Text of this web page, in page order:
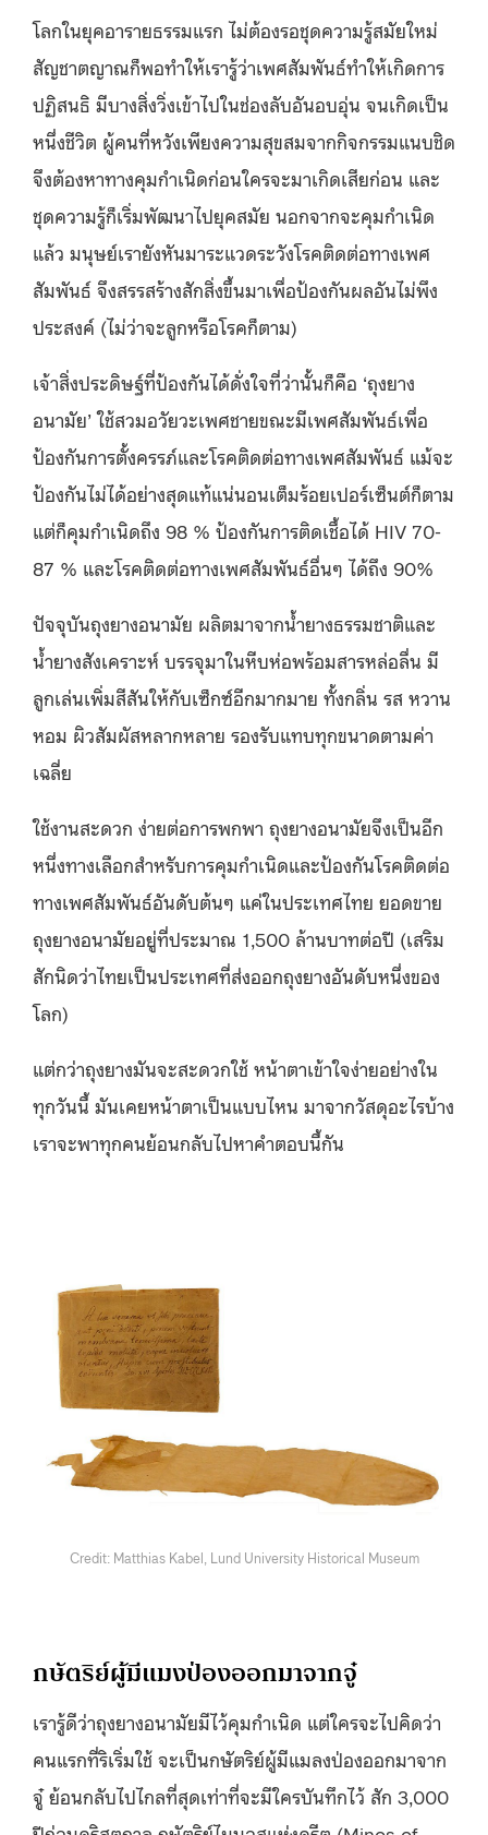
โลกในยุคอารายธรรมแรก ไม่ต้องรอชุดความรู้สมัยใหม่
สัญชาตญาณก็พอทำให้เรารู้ว่าเพศสัมพันธ์ทำให้เกิดการ
ปฏิสนธิ มีบางสิ่งวิ่งเข้าไปในช่องลับอันอบอุ่น จนเกิดเป็น
หนึ่งชีวิต ผู้คนที่หวังเพียงความสุขสมจากกิจกรรมแนบชิด
จึงต้องหาทางคุมกำเนิดก่อนใครจะมาเกิดเสียก่อน และ
ชุดความรู้ก็เริ่มพัฒนาไปยุคสมัย นอกจากจะคุมกำเนิด
แล้ว มนุษย์เรายังหันมาระแวดระวังโรคติดต่อทางเพศ
สัมพันธ์ จึงสรรสร้างสักสิ่งขึ้นมาเพื่อป้องกันผลอันไม่พึง
ประสงค์ (ไม่ว่าจะลูกหรือโรคก็ตาม)
เจ้าสิ่งประดิษฐ์ที่ป้องกันได้ดั่งใจที่ว่านั้นก็คือ ‘ถุงยาง
อนามัย’ ใช้สวมอวัยวะเพศชายขณะมีเพศสัมพันธ์เพื่อ
ป้องกันการตั้งครรภ์และโรคติดต่อทางเพศสัมพันธ์ แม้จะ
ป้องกันไม่ได้อย่างสุดแท้แน่นอนเต็มร้อยเปอร์เซ็นต์ก็ตาม
แต่ก็คุมกำเนิดถึง 98 % ป้องกันการติดเชื้อได้ HIV 70-
87 % และโรคติดต่อทางเพศสัมพันธ์อื่นๆ ได้ถึง 90%
ปัจจุบันถุงยางอนามัย ผลิตมาจากน้ำยางธรรมชาติและ
น้ำยางสังเคราะห์ บรรจุมาในหีบห่อพร้อมสารหล่อลื่น มี
ลูกเล่นเพิ่มสีสันให้กับเซ็กซ์อีกมากมาย ทั้งกลิ่น รส หวาน
หอม ผิวสัมผัสหลากหลาย รองรับแทบทุกขนาดตามค่า
เฉลี่ย
ใช้งานสะดวก ง่ายต่อการพกพา ถุงยางอนามัยจึงเป็นอีก
หนึ่งทางเลือกสำหรับการคุมกำเนิดและป้องกันโรคติดต่อ
ทางเพศสัมพันธ์อันดับต้นๆ แค่ในประเทศไทย ยอดขาย
ถุงยางอนามัยอยู่ที่ประมาณ 1,500 ล้านบาทต่อปี (เสริม
สักนิดว่าไทยเป็นประเทศที่ส่งออกถุงยางอันดับหนึ่งของ
โลก)
แต่กว่าถุงยางมันจะสะดวกใช้ หน้าตาเข้าใจง่ายอย่างใน
ทุกวันนี้ มันเคยหน้าตาเป็นแบบไหน มาจากวัสดุอะไรบ้าง
เราจะพาทุกคนย้อนกลับไปหาคำตอบนี้กัน
Credit: Matthias Kabel, Lund University Historical Museum
กษัตริย์ผู้มีแมงป่องออกมาจากจู๋
เรารู้ดีว่าถุงยางอนามัยมีไว้คุมกำเนิด แต่ใครจะไปคิดว่า
คนแรกที่ริเริ่มใช้ จะเป็นกษัตริย์ผู้มีแมลงป่องออกมาจาก
จู๋ ย้อนกลับไปไกลที่สุดเท่าที่จะมีใครบันทึกไว้ สัก 3,000